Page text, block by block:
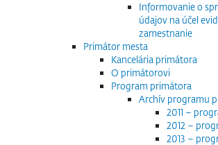
Informovanie o
údajov na účel
zamestnanie
Primátor mesta
Kancelária primátora
O primátorovi
Program primátora
Archív programu
2011 –
2012 –
2013 –